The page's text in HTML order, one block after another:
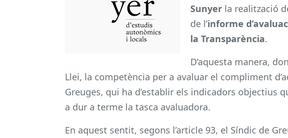
Sunyer la realització
de l’informe
la Transparència.
D’aquesta manera,
Llei, la competència per a avaluar el compliment
Greuges, qui ha d’establir els indicadors objectius
a dur a terme la tasca avaluadora.
En aquest sentit, segons l’article 93, el Síndic de